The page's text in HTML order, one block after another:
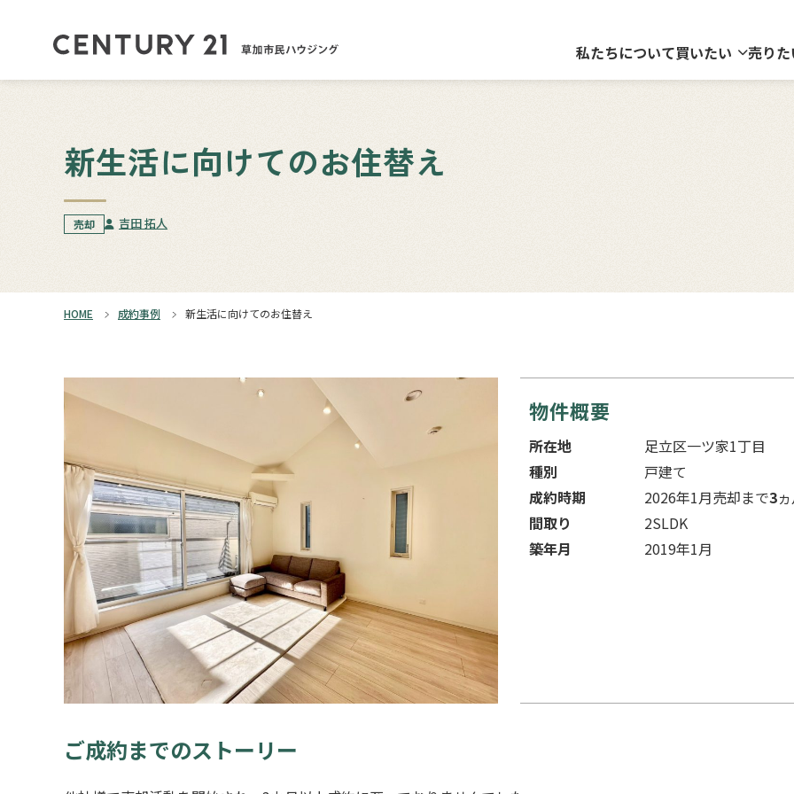
私たちについて買いたい 売り
新生活に向けてのお住替え
売却 吉田 拓人
HOME 成約事例 新生活に向けてのお住替え
物件概要
所在地
足立区一ツ家1丁目
種別
戸建て
成約時期
2026年1月売却まで3
間取り
2SLDK
築年月
2019年1月
ご成約までのストーリー